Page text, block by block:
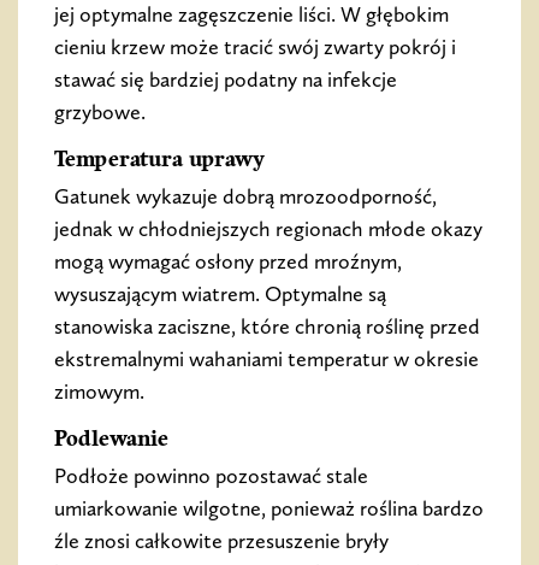
jej optymalne zagęszczenie liści. W głębokim
cieniu krzew może tracić swój zwarty pokrój i
stawać się bardziej podatny na infekcje
grzybowe.
Temperatura uprawy
Gatunek wykazuje dobrą mrozoodporność,
jednak w chłodniejszych regionach młode okazy
mogą wymagać osłony przed mroźnym,
wysuszającym wiatrem. Optymalne są
stanowiska zaciszne, które chronią roślinę przed
ekstremalnymi wahaniami temperatur w okresie
zimowym.
Podlewanie
Podłoże powinno pozostawać stale
umiarkowanie wilgotne, ponieważ roślina bardzo
źle znosi całkowite przesuszenie bryły